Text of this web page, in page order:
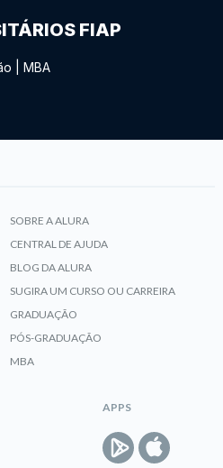
FIAP
MBA
SOBRE A ALURA
CENTRAL DE AJUDA
BLOG DA ALURA
SUGIRA UM CURSO OU CARREIRA
GRADUAÇÃO
PÓS-GRADUAÇÃO
MBA
APPS